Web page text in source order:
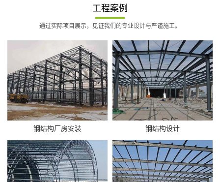
工程案例
通过实际项目展示，见证我们的专业设计与严谨施工。
钢结构厂房安装 钢结构设计